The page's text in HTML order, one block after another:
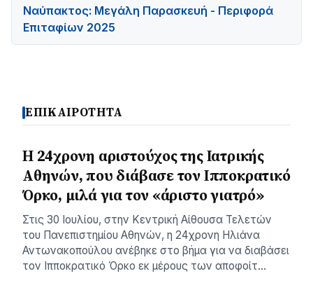
Ναύπακτος: Μεγάλη Παρασκευή - Περιφορά
Επιταφίων 2025
ΕΠΙΚΑΙΡΟΤΗΤΑ
Η 24χρονη αριστούχος της Ιατρικής
Αθηνών, που διάβασε τον Ιπποκρατικό
Όρκο, μιλά για τον «άριστο γιατρό»
Στις 30 Ιουλίου, στην Κεντρική Αίθουσα Τελετών
του Πανεπιστημίου Αθηνών, η 24χρονη Ηλιάνα
Αντωνακοπούλου ανέβηκε στο βήμα για να διαβάσει
τον Ιπποκρατικό Όρκο εκ μέρους των αποφοίτ…